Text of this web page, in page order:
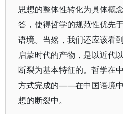
思想的整体性转化为具体概
答，使得哲学的规范性优先
语境。当然，我们还应该看
启蒙时代的产物，是以近代
断裂为基本特征的。哲学在
方式完成的——在中国语境中
想的断裂中。